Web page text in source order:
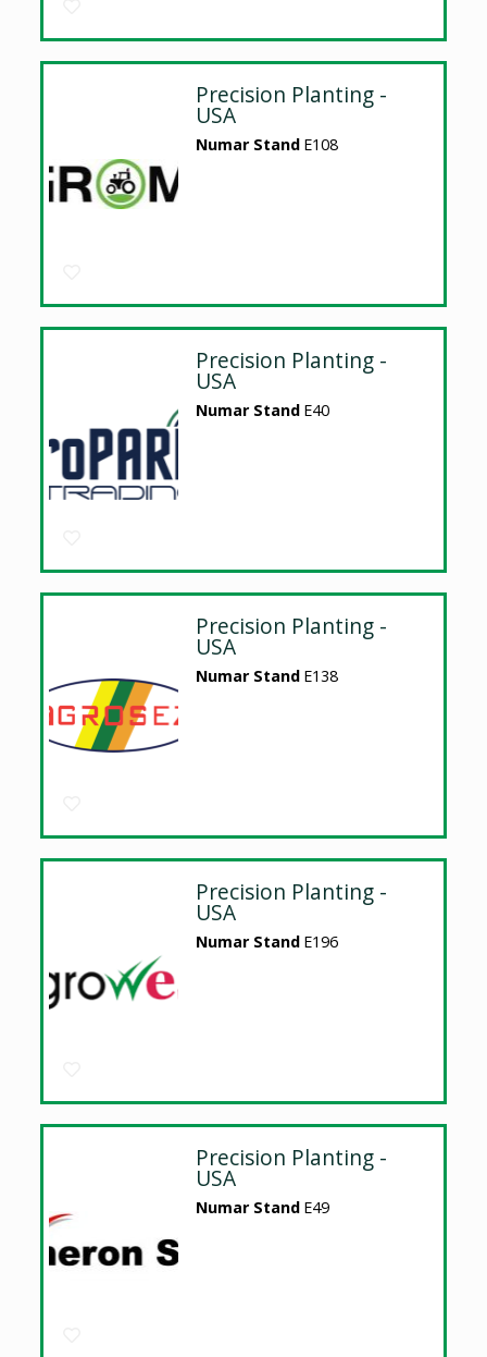
Precision Planting -
USA
Numar Stand E108
Precision Planting -
USA
Numar Stand E40
Precision Planting -
USA
Numar Stand E138
Precision Planting -
USA
Numar Stand E196
Precision Planting -
USA
Numar Stand E49